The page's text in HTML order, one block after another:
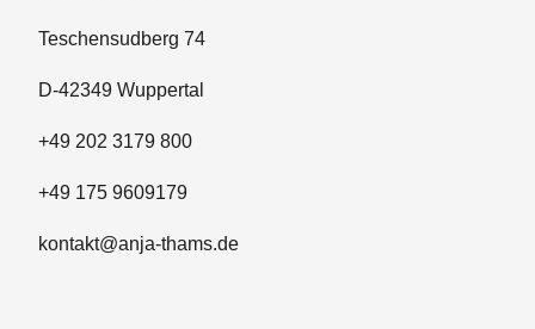
Teschensudberg 74
D-42349 Wuppertal
+49 202 3179 800
+49 175 9609179
kontakt@anja-thams.de